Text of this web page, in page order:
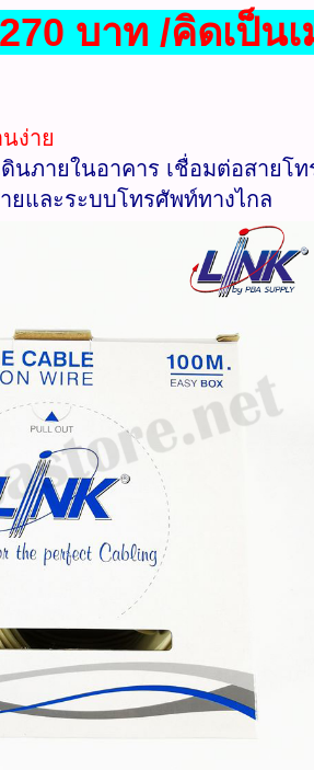
บาท /คิดเป็น
ง่าย
นภายในอาคาร เชื่อมต่อสายโ
และระบบโทรศัพท์ทางไกล